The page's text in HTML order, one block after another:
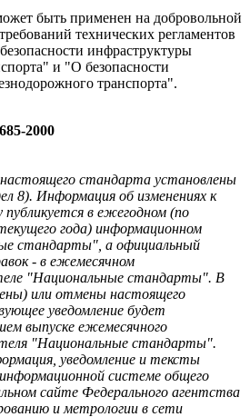
быть применен на добровольной
технических регламентов
инфраструктуры
и "О безопасности
транспорта".
2000
стандарта установлены
8). Информация об изменениях к
в ежегодном (по
года) информационном
стандарты", а официальный
- в ежемесячном
"Национальные стандарты". В
или отмены настоящего
уведомление будет
выпуске ежемесячного
"Национальные стандарты".
уведомление и тексты
системе общего
сайте Федерального агентства
и метрологии в сети